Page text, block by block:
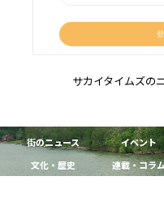
サカイタイムズの
街のニュース イベント
文化・歴史
連載・コラ